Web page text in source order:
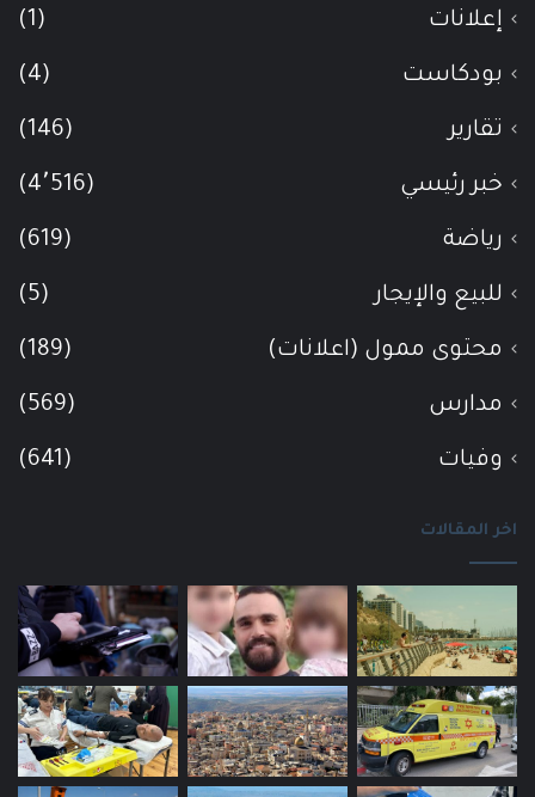
إعلانات (1)
بودكاست (4)
تقارير (146)
خبر رئيسي (4٬516)
رياضة (619)
للبيع والإيجار (5)
محتوى ممول (اعلانات) (189)
مدارس (569)
وفيات (641)
اخر المقالات